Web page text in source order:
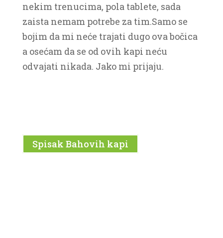
nekim trenucima, pola tablete, sada
zaista nemam potrebe za tim.Samo se
bojim da mi neće trajati dugo ova bočica
a osećam da se od ovih kapi neću
odvajati nikada. Jako mi prijaju.
Spisak Bahovih kapi